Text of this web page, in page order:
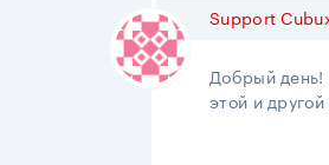
Support
Добрый день!
этой и